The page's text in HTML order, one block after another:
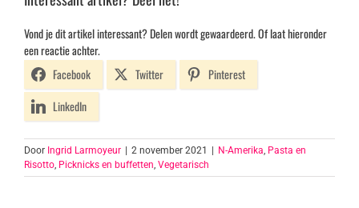
Vond je dit artikel interessant? Delen wordt gewaardeerd. Of laat hieronder
een reactie achter.
Facebook
Twitter
Pinterest
LinkedIn
Door Ingrid Larmoyeur 2 november 2021 N-Amerika, Pasta en
Risotto, Picknicks en buffetten, Vegetarisch